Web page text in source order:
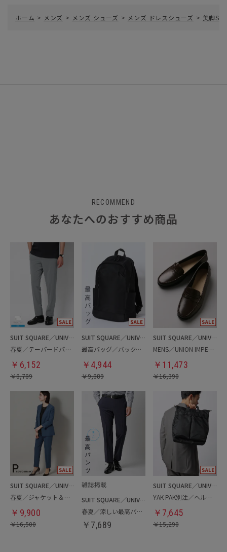
ホーム > メンズ > メンズ シューズ > メンズ ドレスシューズ > 美脚
RECOMMEND
あなたへのおすすめ商品
SUIT SQUARE／UNIVERSAL LANGUAGE
春夏／テーパードパンツ
￥ 6,152
￥8,789
SUIT SQUARE／UNIVERSAL LANGUAGE
最高バッグ／バックパック
￥ 4,944
￥9,889
SUIT SQUARE／UNIVERSAL LANGUAGE
MENS／UNION IMPERIAL監修／コインローファー
￥ 11,473
￥16,390
SUIT SQUARE／UNIVERSAL LANGUAGE／WHITE
春夏／ジャケット＆パンツセットアップ／洗濯ネット付き
￥ 9,900
￥16,500
SUIT SQUARE／UNIVERSAL LANGUAGE
春夏／涼しい最高パンツ
￥ 7,689
SUIT SQUARE／UNIVERSAL LANGUAGE
YAK PAK別注／ヘルメットバッグ
￥ 7,645
￥15,290